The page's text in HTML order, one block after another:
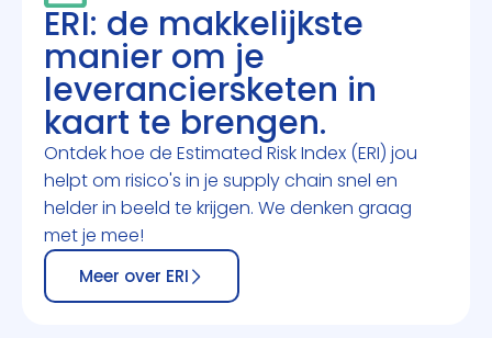
ERI: de makkelijkste
manier om je
leveranciersketen in
kaart te brengen.
Ontdek hoe de Estimated Risk Index (ERI) jou
helpt om risico's in je supply chain snel en
helder in beeld te krijgen. We denken graag
met je mee!
Meer over ERI